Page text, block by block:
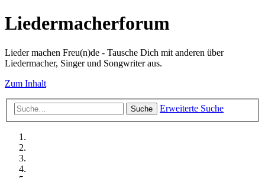
Liedermacherforum
Lieder machen Freu(n)de - Tausche Dich mit anderen über
Liedermacher, Singer und Songwriter aus.
Zum Inhalt
Suche Erweiterte Suche